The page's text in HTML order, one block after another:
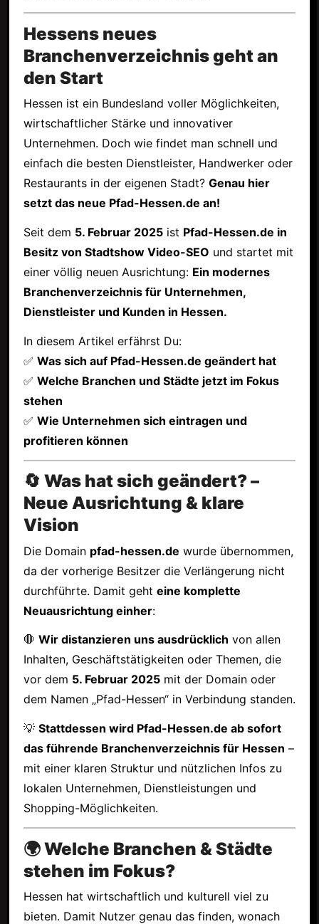
Hessens neues
Branchenverzeichnis geht an
den Start
Hessen ist ein Bundesland voller Möglichkeiten,
wirtschaftlicher Stärke und innovativer
Unternehmen. Doch wie findet man schnell und
einfach die besten Dienstleister, Handwerker oder
Restaurants in der eigenen Stadt? Genau hier
setzt das neue Pfad-Hessen.de an!
Seit dem 5. Februar 2025ist Pfad-Hessen.de in
Besitz von Stadtshow Video-SEO und startet mit
einer völlig neuen Ausrichtung: Ein modernes
Branchenverzeichnis für Unternehmen,
Dienstleister und Kunden in Hessen.
In diesem Artikel erfährst Du:
✅ Was sich auf Pfad-Hessen.de geändert hat
✅ Welche Branchen und Städte jetzt im Fokus
stehen
✅ Wie Unternehmen sich eintragen und
profitieren können
🔄 Was hat sich geändert? –
Neue Ausrichtung & klare
Vision
Die Domain pfad-hessen.de wurde übernommen,
da der vorherige Besitzer die Verlängerung nicht
durchführte. Damit geht eine komplette
Neuausrichtung einher:
🛑 Wir distanzieren uns ausdrücklich von allen
Inhalten, Geschäftstätigkeiten oder Themen, die
vor dem 5. Februar 2025mit der Domain oder
dem Namen „Pfad-Hessen“ in Verbindung standen.
💡 Stattdessen wird Pfad-Hessen.de ab sofort
das führende Branchenverzeichnis für Hessen –
mit einer klaren Struktur und nützlichen Infos zu
lokalen Unternehmen, Dienstleistungen und
Shopping-Möglichkeiten.
🌍 Welche Branchen & Städte
stehen im Fokus?
Hessen hat wirtschaftlich und kulturell viel zu
bieten. Damit Nutzer genau das finden, wonach